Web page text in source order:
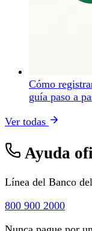
Cómo
guía paso a
Ver todas
Ayuda
Línea del Banco
800 900 2000